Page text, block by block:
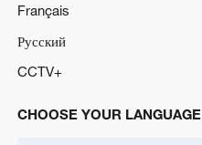
Français
Русский
CCTV+
CHOOSE YOUR LANGUAGE